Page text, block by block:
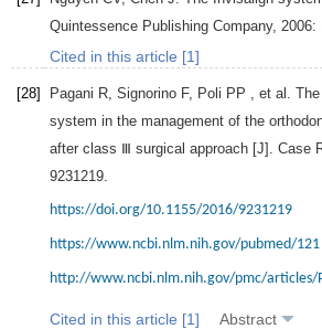
Quintessence Publishing Company, 2006:
Cited in this article [1]
[28] Pagani R Signorino F, Poli PP , et al.
system in the management of the
after class Ⅲ surgical approach [J]. Case
9231219
https://doi.org/10.1155/2016/9231219
https://www.ncbi.nlm.nih.gov/pubmed/121
http://www.ncbi.nlm.nih.gov/pmc/articles/
Cited in this article [1] Abstract